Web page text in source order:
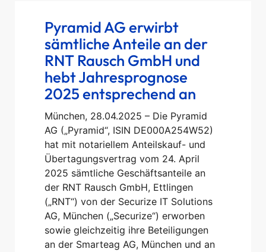
Pyramid AG erwirbt
sämtliche Anteile an der
RNT Rausch GmbH und
hebt Jahresprognose
2025 entsprechend an
München, 28.04.2025 – Die Pyramid
AG („Pyramid“, ISIN DE000A254W52)
hat mit notariellem Anteilskauf- und
Übertagungsvertrag vom 24. April
2025 sämtliche Geschäftsanteile an
der RNT Rausch GmbH, Ettlingen
(„RNT“) von der Securize IT Solutions
AG, München („Securize“) erworben
sowie gleichzeitig ihre Beteiligungen
an der Smarteag AG, München und an